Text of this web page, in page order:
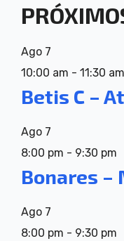
Ago 7
10:00 am - 11:30 am
Betis C –
Ago 7
8:00 pm - 9:30 pm
Bonares –
Ago 7
8:00 pm - 9:30 pm